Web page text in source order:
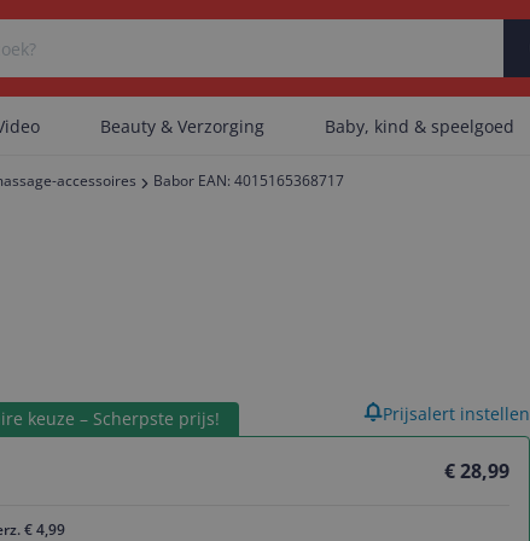
Er zijn geen artikelen gevonden.
Beauty & Verzorging Baby, kind & speelgoed
accessoires Babor EAN: 4015165368717
keuze – Scherpste prijs!
€ 28,99
€ 4,99
Prijsalert instellen